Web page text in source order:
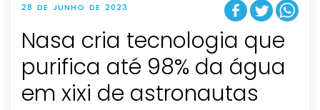
28 DE JUNHO DE 2023
Nasa cria tecnologia que
purifica até 98% da água
em xixi de astronautas